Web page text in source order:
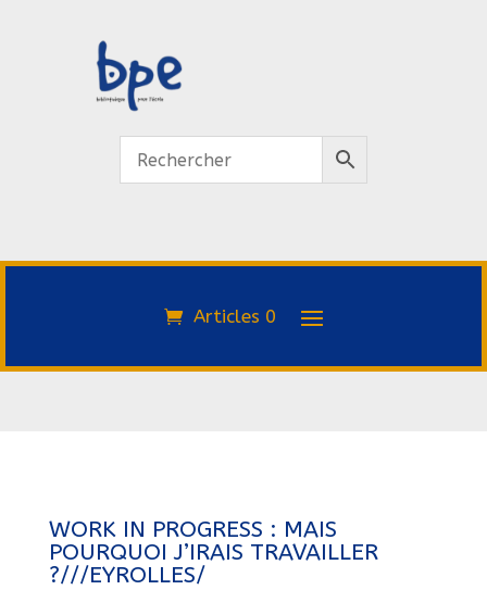
Articles 0
WORK IN PROGRESS : MAIS
POURQUOI J’IRAIS TRAVAILLER
?///EYROLLES/